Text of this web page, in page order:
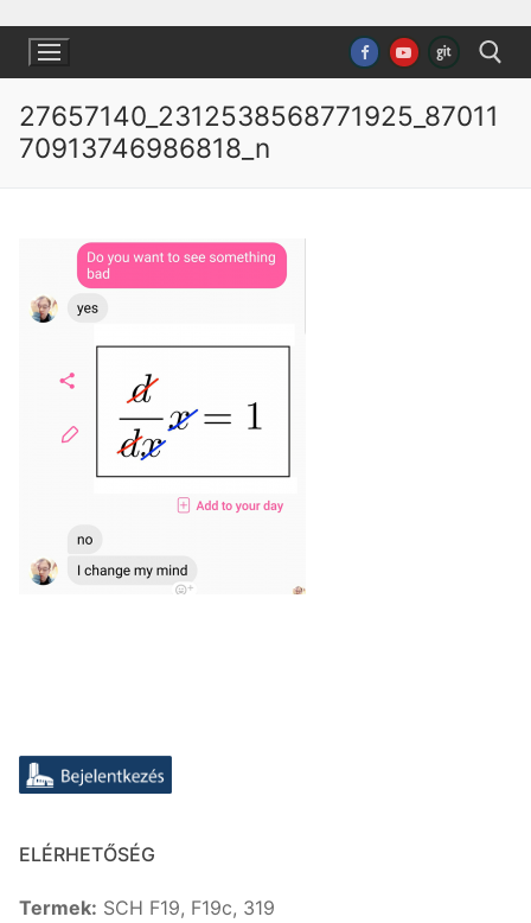
tartalomra
Keresése:
27657140_2312538568771925_87011
70913746986818_n
ELÉRHETŐSÉG
Termek: SCH F19, F19c, 319